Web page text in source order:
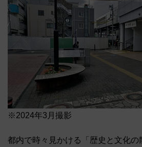
※2024年3月撮影
都内で時々見かける「歴史と文化の